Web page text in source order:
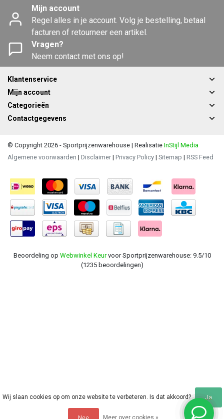
Mijn account
Regel alles in je account. Volg je bestelling, betaal
facturen of retourneer een artikel.
Vragen?
Neem contact met ons op!
Klantenservice
Mijn account
Categorieën
Contactgegevens
© Copyright 2026 - Sportprijzenwarehouse | Realisatie InStijl Media
Algemene voorwaarden | Disclaimer | Privacy Policy | Sitemap | RSS Feed
Beoordeling op Webwinkel Keurvoor Sportprijzenwarehouse: 9.5/10
(1235 beoordelingen)
Wij slaan cookies op om onze website te verbeteren. Is dat akkoord? Ja
Meer over cookies »